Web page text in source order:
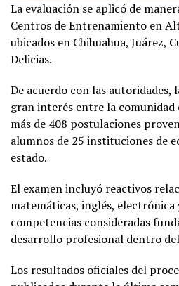
La evaluación se aplicó de
Centros de Entrenamiento en
ubicados en Chihuahua, Juárez,
Delicias.
De acuerdo con las
gran interés entre la
más de 408 postulaciones
alumnos de 25 instituciones de
estado.
El examen incluyó reactivos
matemáticas, inglés, electrónica
competencias consideradas
desarrollo profesional dentro
Los resultados oficiales del